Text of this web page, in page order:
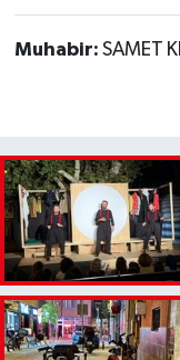
Muhabir: SAMET